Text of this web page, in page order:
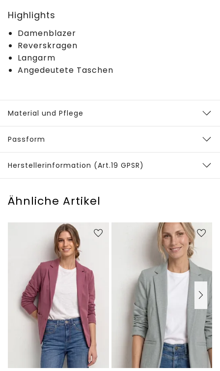
Highlights
Damenblazer
Reverskragen
Langarm
Angedeutete Taschen
Material und Pflege
Passform
Herstellerinformation (Art.19 GPSR)
Ähnliche Artikel